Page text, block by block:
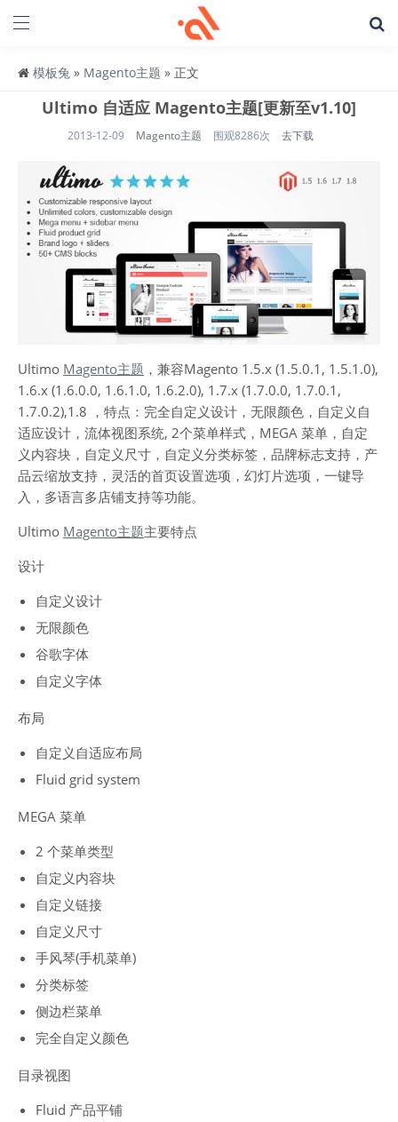
模板兔 » Magento主题 » 正文
Ultimo 自适应 Magento主题[更新至v1.10]
2013-12-09 Magento主题 围观8286次 去下载
Ultimo Magento主题 ，兼容Magento 1.5.x (1.5.0.1, 1.5.1.0),
1.6.x (1.6.0.0, 1.6.1.0, 1.6.2.0), 1.7.x (1.7.0.0, 1.7.0.1,
1.7.0.2),1.8 ，特点：完全自定义设计，无限颜色，自定义自
适应设计，流体视图系统, 2个菜单样式，MEGA 菜单，自定
义内容块，自定义尺寸，自定义分类标签，品牌标志支持，产
品云缩放支持，灵活的首页设置选项，幻灯片选项，一键导
入，多语言多店铺支持等功能。
Ultimo Magento主题主要特点
设计
自定义设计
无限颜色
谷歌字体
自定义字体
布局
自定义自适应布局
Fluid grid system
MEGA 菜单
2 个菜单类型
自定义内容块
自定义链接
自定义尺寸
手风琴(手机菜单)
分类标签
侧边栏菜单
完全自定义颜色
目录视图
Fluid 产品平铺